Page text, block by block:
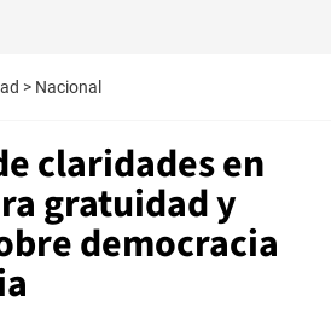
> Nacional
claridades en
gratuidad y
democracia